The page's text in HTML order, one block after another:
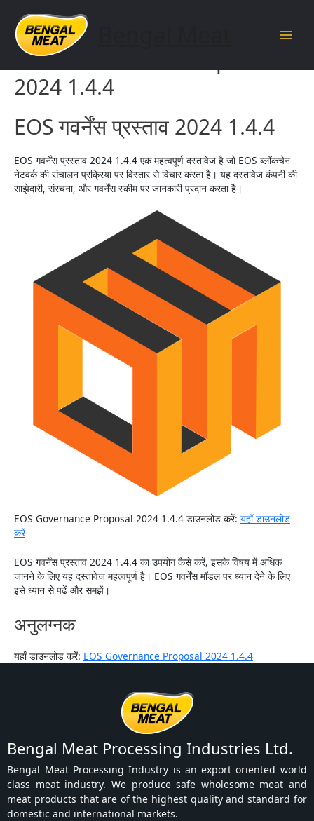
content
EOS Governance Proposal
2024 1.4.4
EOS गवर्नेंस प्रस्ताव 2024 1.4.4
EOS गवर्नेंस प्रस्ताव 2024 1.4.4 एक महत्वपूर्ण दस्तावेज है जो EOS ब्लॉकचेन
नेटवर्क की संचालन प्रक्रिया पर विस्तार से विचार करता है। यह दस्तावेज कंपनी की
साझेदारी, संरचना, और गवर्नेंस स्कीम पर जानकारी प्रदान करता है।
EOS Governance Proposal 2024 1.4.4 डाउनलोड करें: यहाँ डाउनलोड
करें
EOS गवर्नेंस प्रस्ताव 2024 1.4.4 का उपयोग कैसे करें, इसके विषय में अधिक
जानने के लिए यह दस्तावेज महत्वपूर्ण है। EOS गवर्नेंस मॉडल पर ध्यान देने के लिए
इसे ध्यान से पढ़ें और समझें।
अनुलग्नक
यहाँ डाउनलोड करें: EOS Governance Proposal 2024 1.4.4
Bengal Meat Processing Industries Ltd.
Bengal Meat Processing Industry is an export oriented world
class meat industry. We produce safe wholesome meat and
meat products that are of the highest quality and standard for
domestic and international markets.